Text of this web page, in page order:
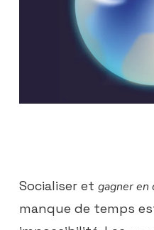
Socialiser et gagner en
manque de temps